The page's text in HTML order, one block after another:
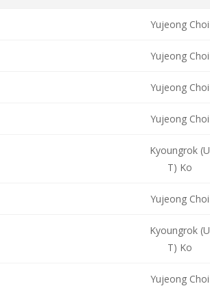
Yujeong Choi
Yujeong Choi
Yujeong Choi
Yujeong Choi
Kyoungrok (U
T) Ko
Yujeong Choi
Kyoungrok (U
T) Ko
Yujeong Choi